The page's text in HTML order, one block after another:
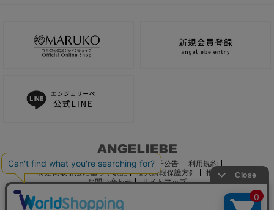
ご利用ガイド 会社概要 電子公告
利用規約
特定商取引法に基づく表記
個人情報保護方針
推奨環境
お問い合わせ
サイトマップ